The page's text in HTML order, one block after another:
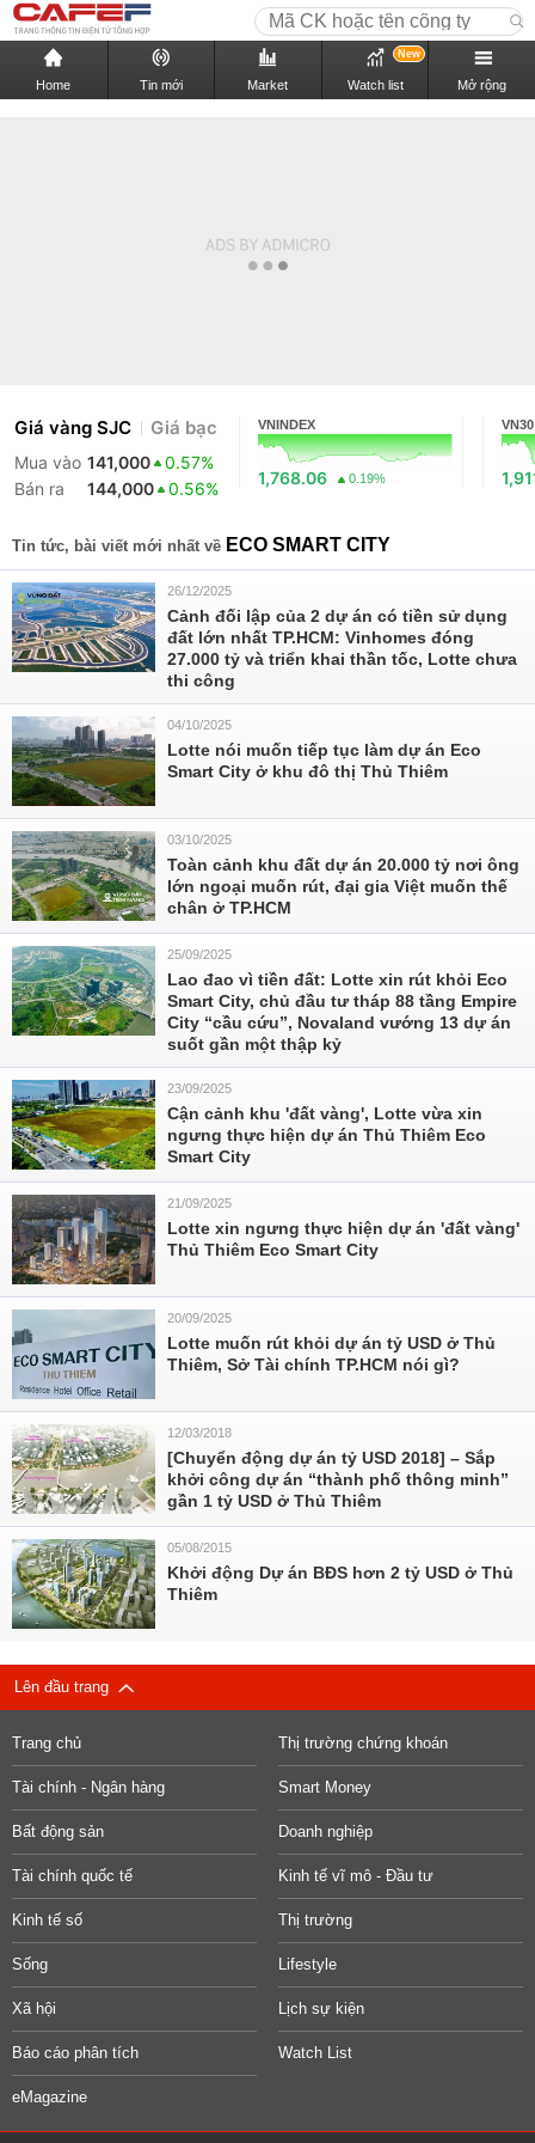
Home Tin mới Market Watch list
New
Mở rộng
Giá vàng SJC Giá bạc
Mua vào 141,000
0.57%
Bán ra
144,000 0.56%
VNINDEX
1,768.06 0.19%
VN30
Tin tức, bài viết mới nhất về ECO SMART CITY
26/12/2025
Cảnh đối lập của 2 dự án có tiền sử dụng
đất lớn nhất TP.HCM: Vinhomes đóng
27.000 tỷ và triển khai thần tốc, Lotte chưa
thi công
04/10/2025
Lotte nói muốn tiếp tục làm dự án Eco
Smart City ở khu đô thị Thủ Thiêm
03/10/2025
Toàn cảnh khu đất dự án 20.000 tỷ nơi ông
lớn ngoại muốn rút, đại gia Việt muốn thế
chân ở TP.HCM
25/09/2025
Lao đao vì tiền đất: Lotte xin rút khỏi Eco
Smart City, chủ đầu tư tháp 88 tầng Empire
City “cầu cứu”, Novaland vướng 13 dự án
suốt gần một thập kỷ
23/09/2025
Cận cảnh khu 'đất vàng', Lotte vừa xin
ngưng thực hiện dự án Thủ Thiêm Eco
Smart City
21/09/2025
Lotte xin ngưng thực hiện dự án 'đất vàng'
Thủ Thiêm Eco Smart City
20/09/2025
Lotte muốn rút khỏi dự án tỷ USD ở Thủ
Thiêm, Sở Tài chính TP.HCM nói gì?
12/03/2018
[Chuyển động dự án tỷ USD 2018] – Sắp
khởi công dự án “thành phố thông minh”
gần 1 tỷ USD ở Thủ Thiêm
05/08/2015
Khởi động Dự án BĐS hơn 2 tỷ USD ở Thủ
Thiêm
Lên đầu trang
Trang chủ Thị trường chứng khoán
Tài chính - Ngân hàng Smart Money
Bất động sản Doanh nghiệp
Tài chính quốc tế Kinh tế vĩ mô - Đầu tư
Kinh tế số Thị trường
Sống Lifestyle
Xã hội Lịch sự kiện
Báo cáo phân tích Watch List
eMagazine